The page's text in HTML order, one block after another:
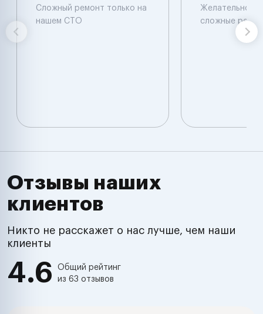
Сложный ремонт только на
нашем СТО
Желательно в
сложные
Отзывы наших
клиентов
Никто не расскажет о нас лучше, чем наши
клиенты
4.6
Общий рейтинг
из 63 отзывов